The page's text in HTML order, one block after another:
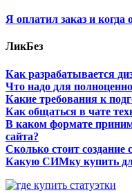
Я оплатил заказ и
ЛикБез
Как разрабатывается
Что надо для
Какие требования к
Как общаться в чате
В каком формате
сайта?
Сколько стоит создание
Какую СИМку купить